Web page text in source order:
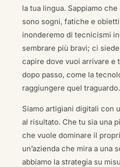
la tua lingua. Sappiamo
sono sogni, fatiche e
inonderemo di tecnicismi
sembrare più bravi; ci
capire dove vuoi arrivare e
dopo passo, come la
raggiungere quel traguardo.
Siamo artigiani digitali con
al risultato. Che tu sia una
che vuole dominare il
un’azienda che mira a una
abbiamo la strategia su